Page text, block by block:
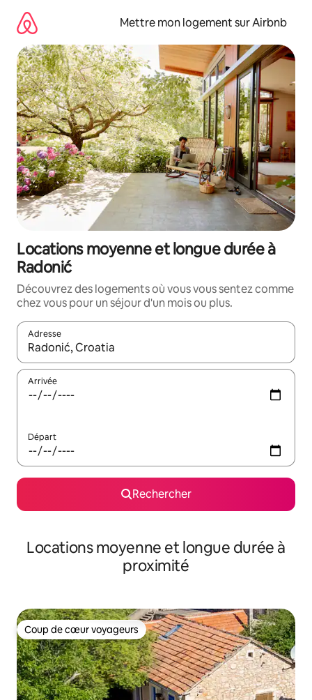
directement
contenu
Mettre mon logement sur Airbnb
Locations moyenne et longue durée à
Radonić
Découvrez des logements où vous vous sentez comme
chez vous pour un séjour d'un mois ou plus.
Adresse
Lorsque les résultats s'affichent, utilisez les flèches vers le
Arrivée
Départ
Rechercher
Locations moyenne et longue durée à
proximité
Coup de cœur voyageurs
Coup de cœur voyageurs